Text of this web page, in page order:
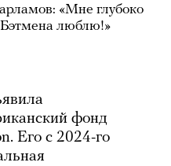
«Мне глубоко
Бэтмена люблю!»
фонд
Его с 2024-го